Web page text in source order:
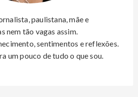
paulistana, mãe e
nem tão vagas assim.
sentimentos e reflexões.
um pouco de tudo o que sou.